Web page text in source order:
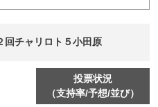
回チャリロト５小田原
投票状況
（支持率/予想/並び）